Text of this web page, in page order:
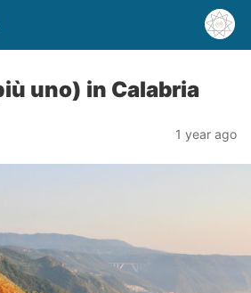
uno) in Calabria
1 year ago